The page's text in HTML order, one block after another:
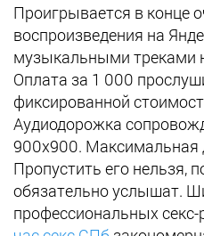
Проигрывается в конце
воспроизведения на
музыкальными треками
Оплата за 1 000
фиксированной
Аудиодорожка
900х900. Максимальная
Пропустить его нельзя,
обязательно услышат.
профессиональных секс-